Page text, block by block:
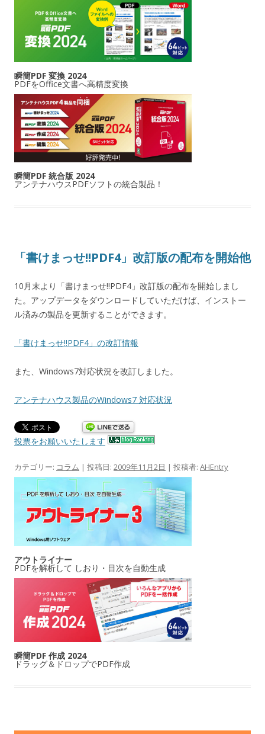
瞬簡PDF 変換 2024
PDFをOffice文書へ高精度変換
瞬簡PDF 統合版 2024
アンテナハウスPDFソフトの統合製品！
「書けまっせ!!PDF4」改訂版の配布を開始他
10月末より「書けまっせ!!PDF4」改訂版の配布を開始しまし
た。アップデータをダウンロードしていただけば、インストー
ル済みの製品を更新することができます。
「書けまっせ!!PDF4」の改訂情報
また、Windows7対応状況を改訂しました。
アンテナハウス製品のWindows7 対応状況
投票をお願いいたします
カテゴリー: コラム | 投稿日: 2009年11月2日 | 投稿者: AHEntry
アウトライナー
PDFを解析して しおり・目次を自動生成
瞬簡PDF 作成 2024
ドラッグ＆ドロップでPDF作成